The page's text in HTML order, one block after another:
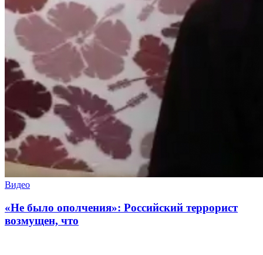
Видео
«Не было ополчения»: Российский террорист
возмущен, что